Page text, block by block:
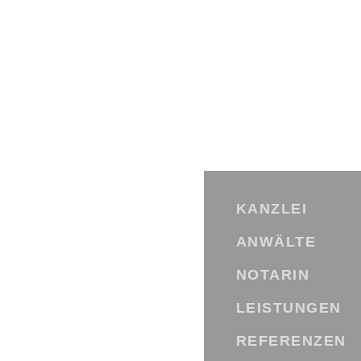
KANZLEI
ANWÄLTE
NOTARIN
LEISTUNGEN
REFERENZEN